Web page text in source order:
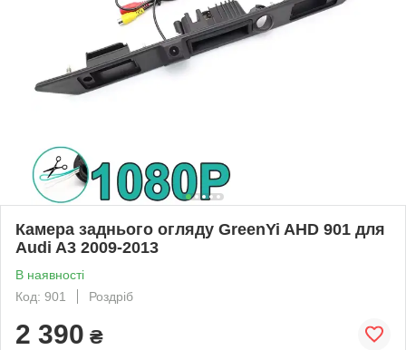
Камера заднього огляду GreenYi AHD 901 для
Audi A3 2009-2013
В наявності
Код: 901
Роздріб
2 390 ₴